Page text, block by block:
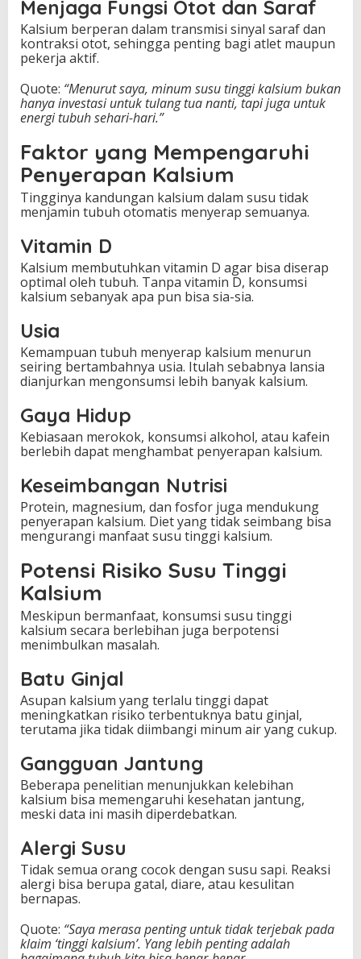
Menjaga Fungsi Otot dan Saraf
Kalsium berperan dalam transmisi sinyal saraf dan
kontraksi otot, sehingga penting bagi atlet maupun
pekerja aktif.
Quote: “Menurut saya, minum susu tinggi kalsium bukan
hanya investasi untuk tulang tua nanti, tapi juga untuk
energi tubuh sehari-hari.”
Faktor yang Mempengaruhi
Penyerapan Kalsium
Tingginya kandungan kalsium dalam susu tidak
menjamin tubuh otomatis menyerap semuanya.
Vitamin D
Kalsium membutuhkan vitamin D agar bisa diserap
optimal oleh tubuh. Tanpa vitamin D, konsumsi
kalsium sebanyak apa pun bisa sia-sia.
Usia
Kemampuan tubuh menyerap kalsium menurun
seiring bertambahnya usia. Itulah sebabnya lansia
dianjurkan mengonsumsi lebih banyak kalsium.
Gaya Hidup
Kebiasaan merokok, konsumsi alkohol, atau kafein
berlebih dapat menghambat penyerapan kalsium.
Keseimbangan Nutrisi
Protein, magnesium, dan fosfor juga mendukung
penyerapan kalsium. Diet yang tidak seimbang bisa
mengurangi manfaat susu tinggi kalsium.
Potensi Risiko Susu Tinggi
Kalsium
Meskipun bermanfaat, konsumsi susu tinggi
kalsium secara berlebihan juga berpotensi
menimbulkan masalah.
Batu Ginjal
Asupan kalsium yang terlalu tinggi dapat
meningkatkan risiko terbentuknya batu ginjal,
terutama jika tidak diimbangi minum air yang cukup.
Gangguan Jantung
Beberapa penelitian menunjukkan kelebihan
kalsium bisa memengaruhi kesehatan jantung,
meski data ini masih diperdebatkan.
Alergi Susu
Tidak semua orang cocok dengan susu sapi. Reaksi
alergi bisa berupa gatal, diare, atau kesulitan
bernapas.
Quote: “Saya merasa penting untuk tidak terjebak pada
klaim ‘tinggi kalsium’. Yang lebih penting adalah